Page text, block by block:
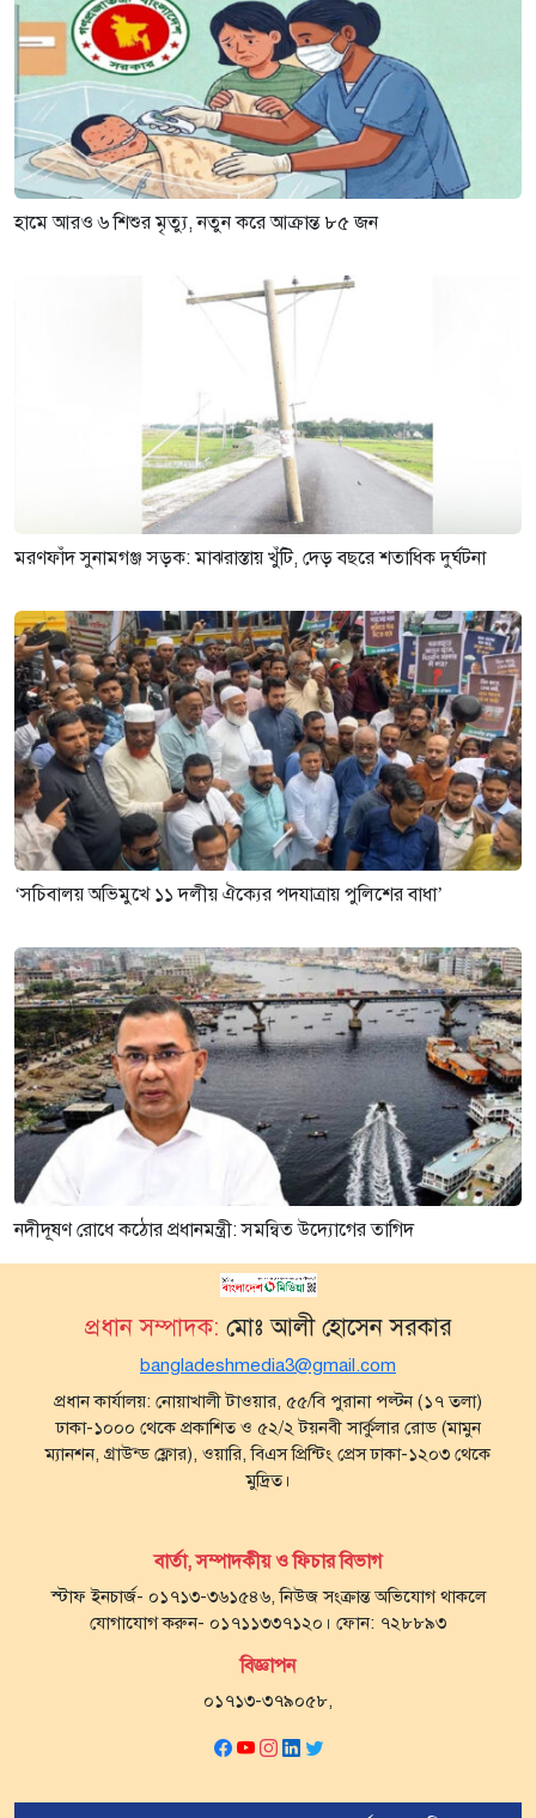
হামে আরও ৬ শিশুর মৃত্যু, নতুন করে আক্রান্ত ৮৫ জন
মরণফাঁদ সুনামগঞ্জ সড়ক: মাঝরাস্তায় খুঁটি, দেড় বছরে শতাধিক দুর্ঘটনা
‘সচিবালয় অভিমুখে ১১ দলীয় ঐক্যের পদযাত্রায় পুলিশের বাধা’
নদীদূষণ রোধে কঠোর প্রধানমন্ত্রী: সমন্বিত উদ্যোগের তাগিদ
প্রধান সম্পাদক: মোঃ আলী হোসেন সরকার
bangladeshmedia3@gmail.com
প্রধান কার্যালয়: নোয়াখালী টাওয়ার, ৫৫/বি পুরানা পল্টন (১৭ তলা)
ঢাকা-১০০০ থেকে প্রকাশিত ও ৫২/২ টয়নবী সার্কুলার রোড (মামুন
ম্যানশন, গ্রাউন্ড ফ্লোর), ওয়ারি, বিএস প্রিন্টিং প্রেস ঢাকা-১২০৩ থেকে
মুদ্রিত।
বার্তা, সম্পাদকীয় ও ফিচার বিভাগ
স্টাফ ইনচার্জ- ০১৭১৩-৩৬১৫৪৬, নিউজ সংক্রান্ত অভিযোগ থাকলে
যোগাযোগ করুন- ০১৭১১৩৩৭১২০। ফোন: ৭২৮৮৯৩
বিজ্ঞাপন
০১৭১৩-৩৭৯০৫৮,